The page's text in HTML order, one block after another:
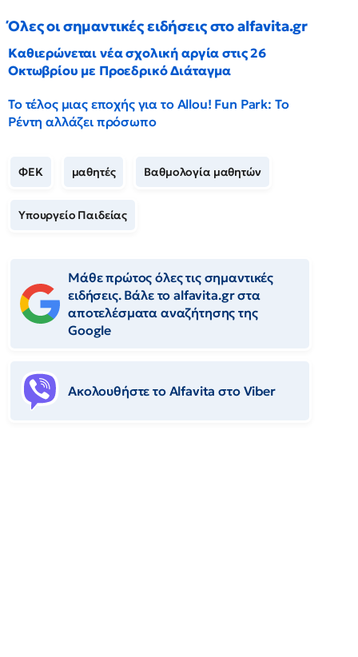
Όλες οι σημαντικές ειδήσεις στο alfavita.gr
Καθιερώνεται νέα σχολική αργία στις 26
Οκτωβρίου με Προεδρικό Διάταγμα
Το τέλος μιας εποχής για το Allou! Fun Park: Το
Ρέντη αλλάζει πρόσωπο
ΦΕΚ μαθητές Βαθμολογία μαθητών
Υπουργείο Παιδείας
Μάθε πρώτος όλες τις σημαντικές
ειδήσεις. Βάλε το alfavita.gr στα
αποτελέσματα αναζήτησης της
Google
Ακολουθήστε το Αlfavita στο Viber